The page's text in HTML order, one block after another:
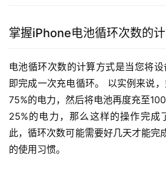
掌握iPhone电池循环次数的
电池循环次数的计算方式是当您将设
即完成一次充电循环。 以实例来说
75%的电力，然后将电池再度充至
25%的电力，那么这样的操作完成
此，循环次数可能需要好几天才能完
的使用习惯。